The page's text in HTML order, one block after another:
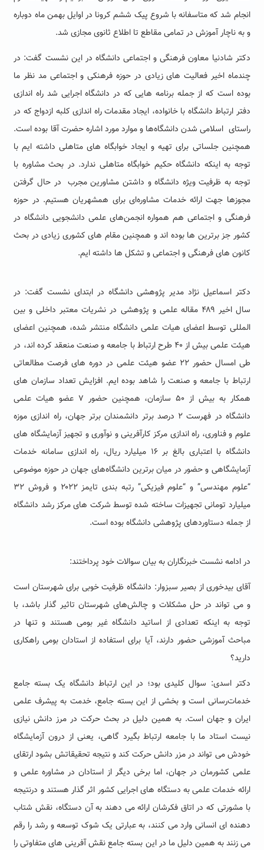
انجام شد که متاسفانه با شروع پیک ششم کرونا در اوایل بهمن ماه دوباره
و به ناچار آموزش در تمامی مقاطع تا اطلاع ثانوی مجازی شد.
دکتر شادنیا معاون فرهنگی و اجتماعی دانشگاه در این نشست گفت: در
چندماه اخیر فعالیت های زیادی در حوزه فرهنکی و اجتماعی مد نظر ما
بوده است که از جمله برنامه هایی که در دانشگاه اجرایی شد راه اندازی
دفتر ارتباط دانشگاه با خانواده، ایجاد مقدمات راه اندازی کلبه ازدواج که در
راستای اسلامی شدن دانشگاه‌ها و موارد مورد اشاره حضرت آقا بوده است.
همچنین جلساتی برای تهیه و ایجاد خوابگاه های متاهلی داشته ایم با
توجه به اینکه دانشگاه حکیم خوابگاه متاهلی ندارد. در بحث مشاوره با
توجه به ظرفیت ویژه دانشگاه و داشتن مشاورین مجرب در حال گرفتن
مجوزها جهت ارائه خدمات مشاوره‌ای برای همشهریان هستیم. در حوزه
فرهنگی و اجتماعی هم همواره انجمن‌های علمی دانشجویی دانشگاه در
کشور جز برترین ها بوده اند و همچنین مقام های کشوری زیادی در بحث
کانون های فرهنگی و اجتماعی و تشکل ها داشته ایم.
دکتر اسماعیل نژاد مدیر پژوهشی دانشگاه در ابتدای نشست گفت: در
سال اخیر ۴۸۹ مقاله علمی و پژوهشی در نشریات معتبر داخلی و بین
المللی توسط اعضای هیات علمی دانشگاه منتشر شده، همچنین اعضای
هیئت علمی بیش از ۴۰ طرح ارتباط با جامعه و صنعت منعقد کرده اند، در
طی امسال حضور ۲۲ عضو هیئت علمی در دوره های فرصت مطالعاتی
ارتباط با جامعه و صنعت را شاهد بوده ایم. افزایش تعداد سازمان های
همکار به بیش از ۵۰ سازمان، همچنین حضور ۷ عضو هیات علمی
دانشگاه در فهرست ۲ درصد برتر دانشمندان برتر جهان، راه اندازی موزه
علوم و فناوری، راه اندازی مرکز کارآفرینی و نوآوری و تجهیز آزمایشگاه های
دانشگاه با اعتباری بالغ بر ۱۶ میلیارد ریال، راه اندازی سامانه خدمات
آزمایشگاهی و حضور در میان برترین دانشگاه‌های جهان در حوزه‌ موضوعی
“علوم مهندسی” و “علوم فیزیکی” رتبه بندی تایمز ۲۰۲۲ و فروش ۳۲
میلیارد تومانی تجهیزات ساخته شده توسط شرکت های مرکز رشد دانشگاه
از جمله دستاوردهای پژوهشی دانشگاه بوده است.
در ادامه نشست خبرنگاران به بیان سوالات خود پرداختند:
آقای بیدخوری از بصیر سبزوار: دانشگاه ظرفیت خوبی برای شهرستان است
و می تواند در حل مشکلات و چالش‌های شهرستان تاثیر گذار باشد، با
توجه به اینکه تعدادی از اساتید دانشگاه غیر بومی هستند و تنها در
مباحث آموزشی حضور دارند، آیا برای استفاده از استادان بومی راهکاری
دارید؟
دکتر اسدی: سوال کلیدی بود؛ در این ارتباط دانشگاه یک بسته جامع
خدمات‌رسانی است و بخشی از این بسته جامع، خدمت به پیشرف علمی
ایران و جهان است. به همین دلیل در بحث حرکت در مرز دانش نیازی
نیست استاد ما با جامعه ارتباط بگیرد گاهی، یعنی از درون آزمایشگاه
خودش می تواند در مزر دانش حرکت کند و نتیجه تحقیقاتش بشود ارتقای
علمی کشورمان در جهان، اما برخی دیگر از استادان در مشاوره علمی و
ارائه خدمات علمی به دستگاه های اجرایی کشور اثر گذار هستند و درنتیجه
با مشورتی که در اتاق فکرشان ارائه می دهند به آن دستگاه، نقش شتاب
دهنده ای انسانی وارد می کنند، به عبارتی یک شوک توسعه و رشد را رقم
می زنند به همین دلیل ما در این بسته جامع نقش آفرینی های متفاوتی را